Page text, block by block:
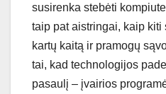
susirenka stebėti
taip pat aistringai, kaip kiti
kartų kaitą ir pramogų
tai, kad technologijos
pasaulį – įvairios